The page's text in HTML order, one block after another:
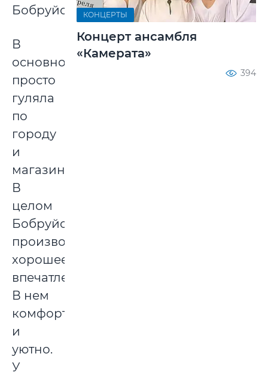
Бобруйске.
В
основном,
просто
гуляла
по
городу
и
магазинам.
В
целом
Бобруйск
производит
хорошее
впечатление.
В нем
комфортно
и
уютно.
У
КОНЦЕРТЫ
Концерт ансамбля
«Камерата»
394